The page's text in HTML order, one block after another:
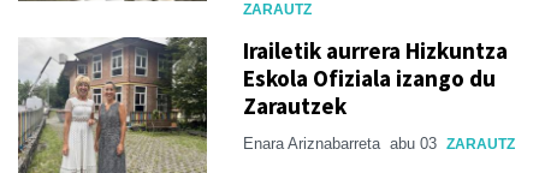
ZARAUTZ
Irailetik aurrera Hizkuntza
Eskola Ofiziala izango du
Zarautzek
Enara Ariznabarreta abu 03 ZARAUTZ